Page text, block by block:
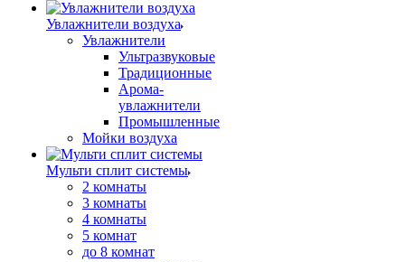
Увлажнители воздуха
Увлажнители
Ультразвуковые
Традиционные
Арома-
увлажнители
Промышленные
Мойки воздуха
Мульти сплит системы
2 комнаты
3 комнаты
4 комнаты
5 комнат
до 8 комнат